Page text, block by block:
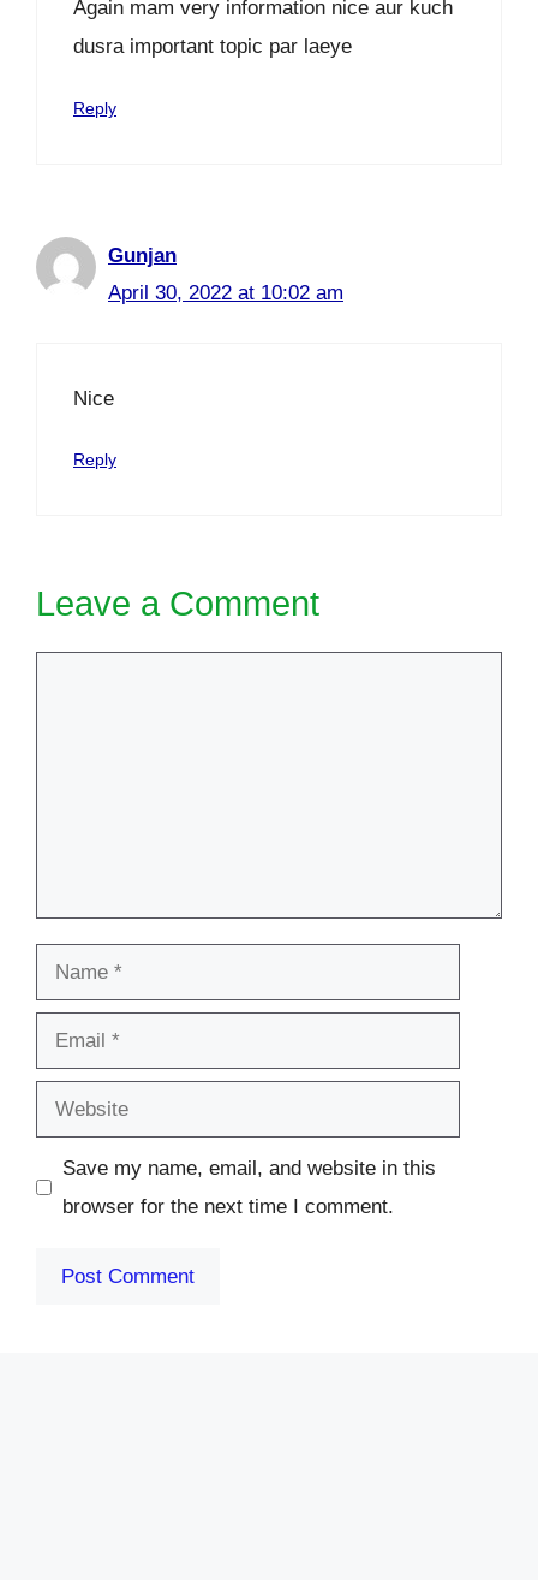
Again mam very information nice aur kuch
dusra important topic par laeye
Reply
Gunjan
April 30, 2022 at 10:02 am
Nice
Reply
Leave a Comment
Name
Email
Website
Save my name, email, and website in this
browser for the next time I comment.